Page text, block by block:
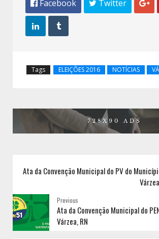
 Facebook  Twitter 
 
Tags ELEIÇÕES 2016 NOTÍCIAS
Ata da Convenção Municipal do PV do
Previous
Ata da Convenção Municipal do
Várzea, RN